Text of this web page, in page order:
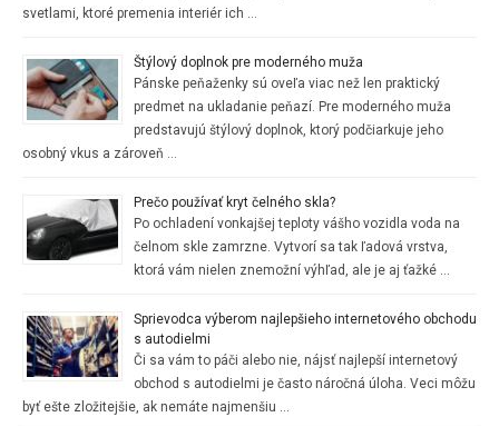
svetlami, ktoré premenia interiér ich …
Štýlový doplnok pre moderného muža
Pánske peňaženky sú oveľa viac než len praktický
predmet na ukladanie peňazí. Pre moderného muža
predstavujú štýlový doplnok, ktorý podčiarkuje jeho
osobný vkus a zároveň …
Prečo používať kryt čelného skla?
Po ochladení vonkajšej teploty vášho vozidla voda na
čelnom skle zamrzne. Vytvorí sa tak ľadová vrstva,
ktorá vám nielen znemožní výhľad, ale je aj ťažké …
Sprievodca výberom najlepšieho internetového obchodu
s autodielmi
Či sa vám to páči alebo nie, nájsť najlepší internetový
obchod s autodielmi je často náročná úloha. Veci môžu
byť ešte zložitejšie, ak nemáte najmenšiu …